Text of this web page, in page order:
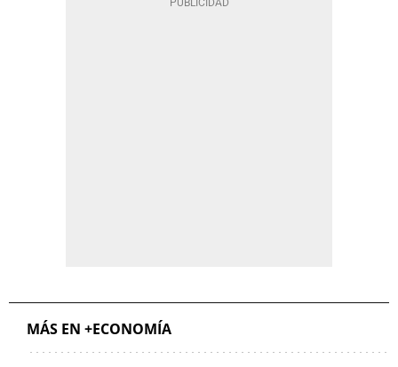
MÁS EN +ECONOMÍA